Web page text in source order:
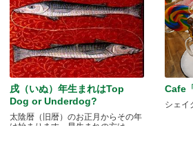
戌（いぬ）年生まれはTop
Dog or Underdog?
太陰暦（旧暦）のお正月からその年
は始まります。早生まれの方は.....
Cafe
シェイ